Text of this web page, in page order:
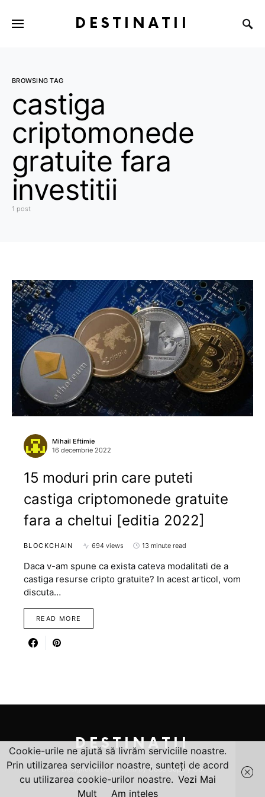
DESTINATII
BROWSING TAG
castiga
criptomonede
gratuite fara
investitii
1 post
Mihail Eftimie
16 decembrie 2022
15 moduri prin care puteti
castiga criptomonede gratuite
fara a cheltui [editia 2022]
BLOCKCHAIN 694 views 13 minute read
Daca v-am spune ca exista cateva modalitati de a
castiga resurse cripto gratuite? In acest articol, vom
discuta…
READ MORE
DESTINATII
Designed & Developed byCode Supply Co.
Cookie-urile ne ajută să livrăm serviciile noastre.
Prin utilizarea serviciilor noastre, sunteți de acord
cu utilizarea cookie-urilor noastre. Vezi Mai
Mult
Am inteles